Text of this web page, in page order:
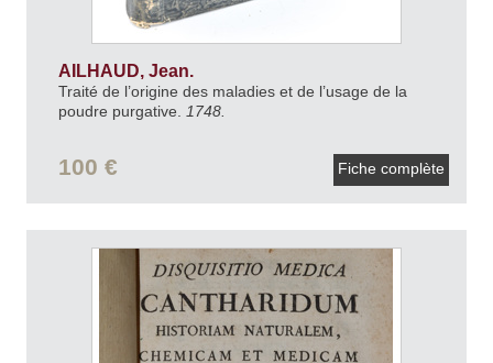
AILHAUD, Jean.
Traité de l’origine des maladies et de l’usage de la
poudre purgative.
1748.
100 € Fiche complète